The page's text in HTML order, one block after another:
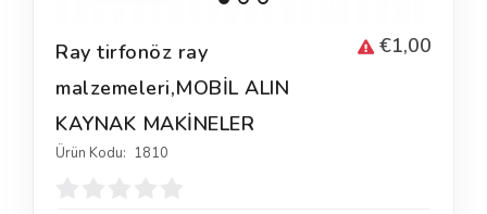
€1,00
Ray tirfonöz ray
malzemeleri,MOBİL ALIN
KAYNAK MAKİNELER
Ürün Kodu: 1810